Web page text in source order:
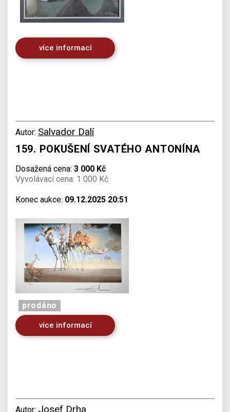
více informací
Autor: Salvador Dalí
159. POKUŠENÍ SVATÉHO ANTONÍNA
Dosažená cena: 3 000 Kč
Vyvolávací cena: 1 000 Kč
Konec aukce: 09.12.2025 20:51
prodáno
více informací
Autor: Josef Drha